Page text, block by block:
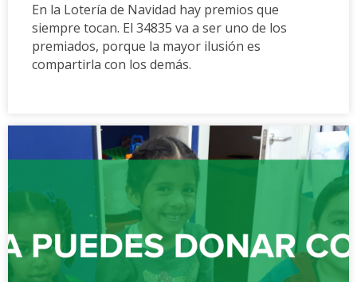
En la Lotería de Navidad hay premios que
siempre tocan. El 34835 va a ser uno de los
premiados, porque la mayor ilusión es
compartirla con los demás.